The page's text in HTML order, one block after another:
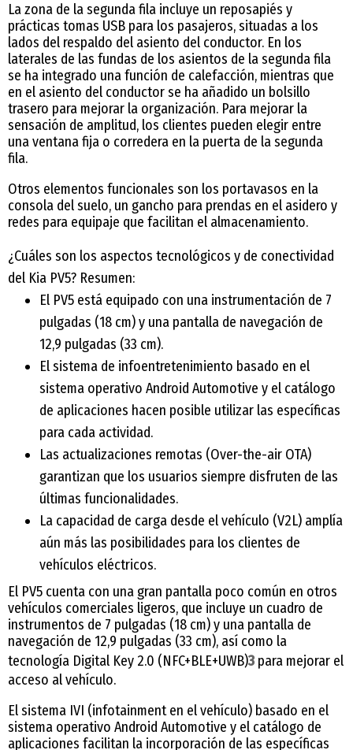
La zona de la segunda fila incluye un reposapiés y
prácticas tomas USB para los pasajeros, situadas a los
lados del respaldo del asiento del conductor. En los
laterales de las fundas de los asientos de la segunda fila
se ha integrado una función de calefacción, mientras que
en el asiento del conductor se ha añadido un bolsillo
trasero para mejorar la organización. Para mejorar la
sensación de amplitud, los clientes pueden elegir entre
una ventana fija o corredera en la puerta de la segunda
fila.
Otros elementos funcionales son los portavasos en la
consola del suelo, un gancho para prendas en el asidero y
redes para equipaje que facilitan el almacenamiento.
¿Cuáles son los aspectos tecnológicos y de conectividad
del Kia PV5? Resumen:
El PV5 está equipado con una instrumentación de 7
pulgadas (18 cm) y una pantalla de navegación de
12,9 pulgadas (33 cm).
El sistema de infoentretenimiento basado en el
sistema operativo Android Automotive y el catálogo
de aplicaciones hacen posible utilizar las específicas
para cada actividad.
Las actualizaciones remotas (Over-the-air OTA)
garantizan que los usuarios siempre disfruten de las
últimas funcionalidades.
La capacidad de carga desde el vehículo (V2L) amplía
aún más las posibilidades para los clientes de
vehículos eléctricos.
El PV5 cuenta con una gran pantalla poco común en otros
vehículos comerciales ligeros, que incluye un cuadro de
instrumentos de 7 pulgadas (18 cm) y una pantalla de
navegación de 12,9 pulgadas (33 cm), así como la
tecnología Digital Key 2.0 (NFC+BLE+UWB)3 para mejorar el
acceso al vehículo.
El sistema IVI (infotainment en el vehículo) basado en el
sistema operativo Android Automotive y el catálogo de
aplicaciones facilitan la incorporación de las específicas